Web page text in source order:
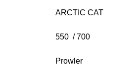
ARCTIC CAT
550 / 700
Prowler